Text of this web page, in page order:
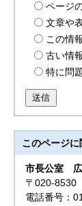
ページ
文章や
この情
古い情
特に問
送信
このページに
市長公室
〒020-
電話番号：